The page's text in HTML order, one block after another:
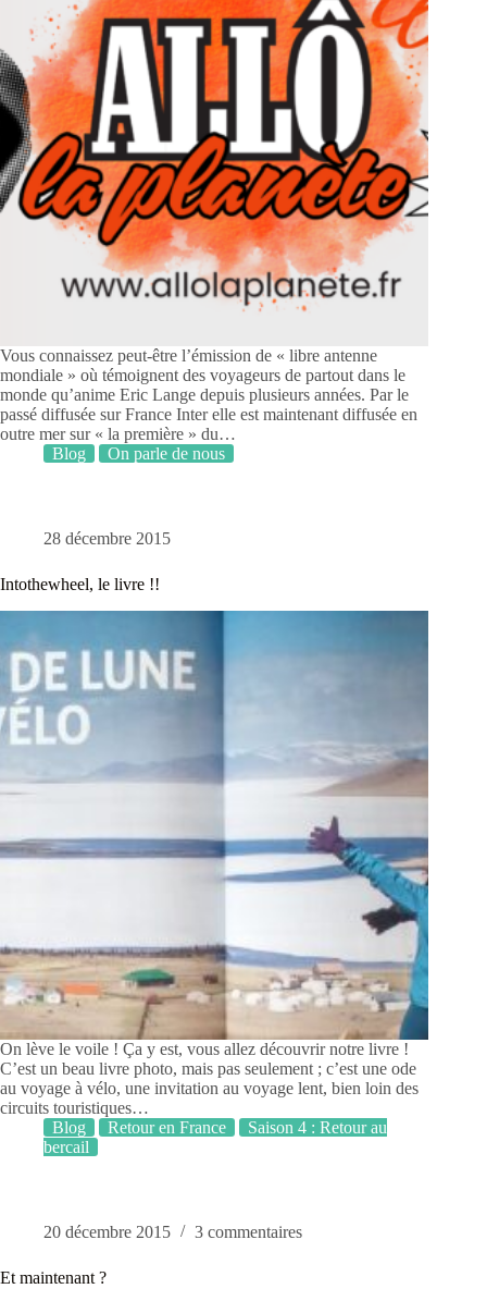
Vous connaissez peut-être l’émission de « libre antenne
mondiale » où témoignent des voyageurs de partout dans le
monde qu’anime Eric Lange depuis plusieurs années. Par le
passé diffusée sur France Inter elle est maintenant diffusée en
outre mer sur « la première » du…
Blog
On parle de nous
28 décembre 2015
Intothewheel, le livre !!
On lève le voile ! Ça y est, vous allez découvrir notre livre !
C’est un beau livre photo, mais pas seulement ; c’est une ode
au voyage à vélo, une invitation au voyage lent, bien loin des
circuits touristiques…
Blog
Retour en France
Saison 4 : Retour au
bercail
20 décembre 2015 3 commentaires
Et maintenant ?